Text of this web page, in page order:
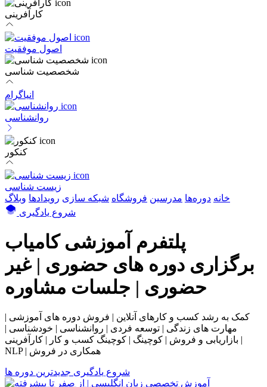
کارآفرینی
اصول موفقیت
شخصصیت شناسی
انیاگرام
روانشناسی
کنکور
زیست شناسی
خانه دوره‌ها مدرسین فروشگاه شبکه سازی رویداد‌ها وبلاگ
شروع یادگیری
پلتفرم آموزشی کامیاب
برگزاری دوره های حضوری | غیر
حضوری | جلسات مشاوره
کمک به رشد کسب و کارهای آنلاین | فروش دوره های آموزشی |
مهارت های زندگی | توسعه فردی | روانشناسی | خودشناسی |
بازاریابی و فروش | کوچینگ | کوچینگ کسب و کار | کارآفرینی |
NLP | همکاری در فروش
شروع یادگیری جدیدترین دوره ها